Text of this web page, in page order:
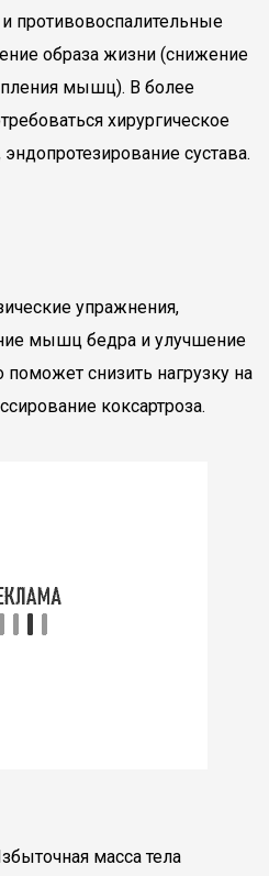
противовоспалительные
образа жизни (снижение
мышц). В более
хирургическое
сустава.
упражнения,
мышц бедра и улучшение
снизить нагрузку на
коксартроза.
масса тела